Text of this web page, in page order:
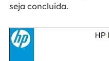
seja concluída.